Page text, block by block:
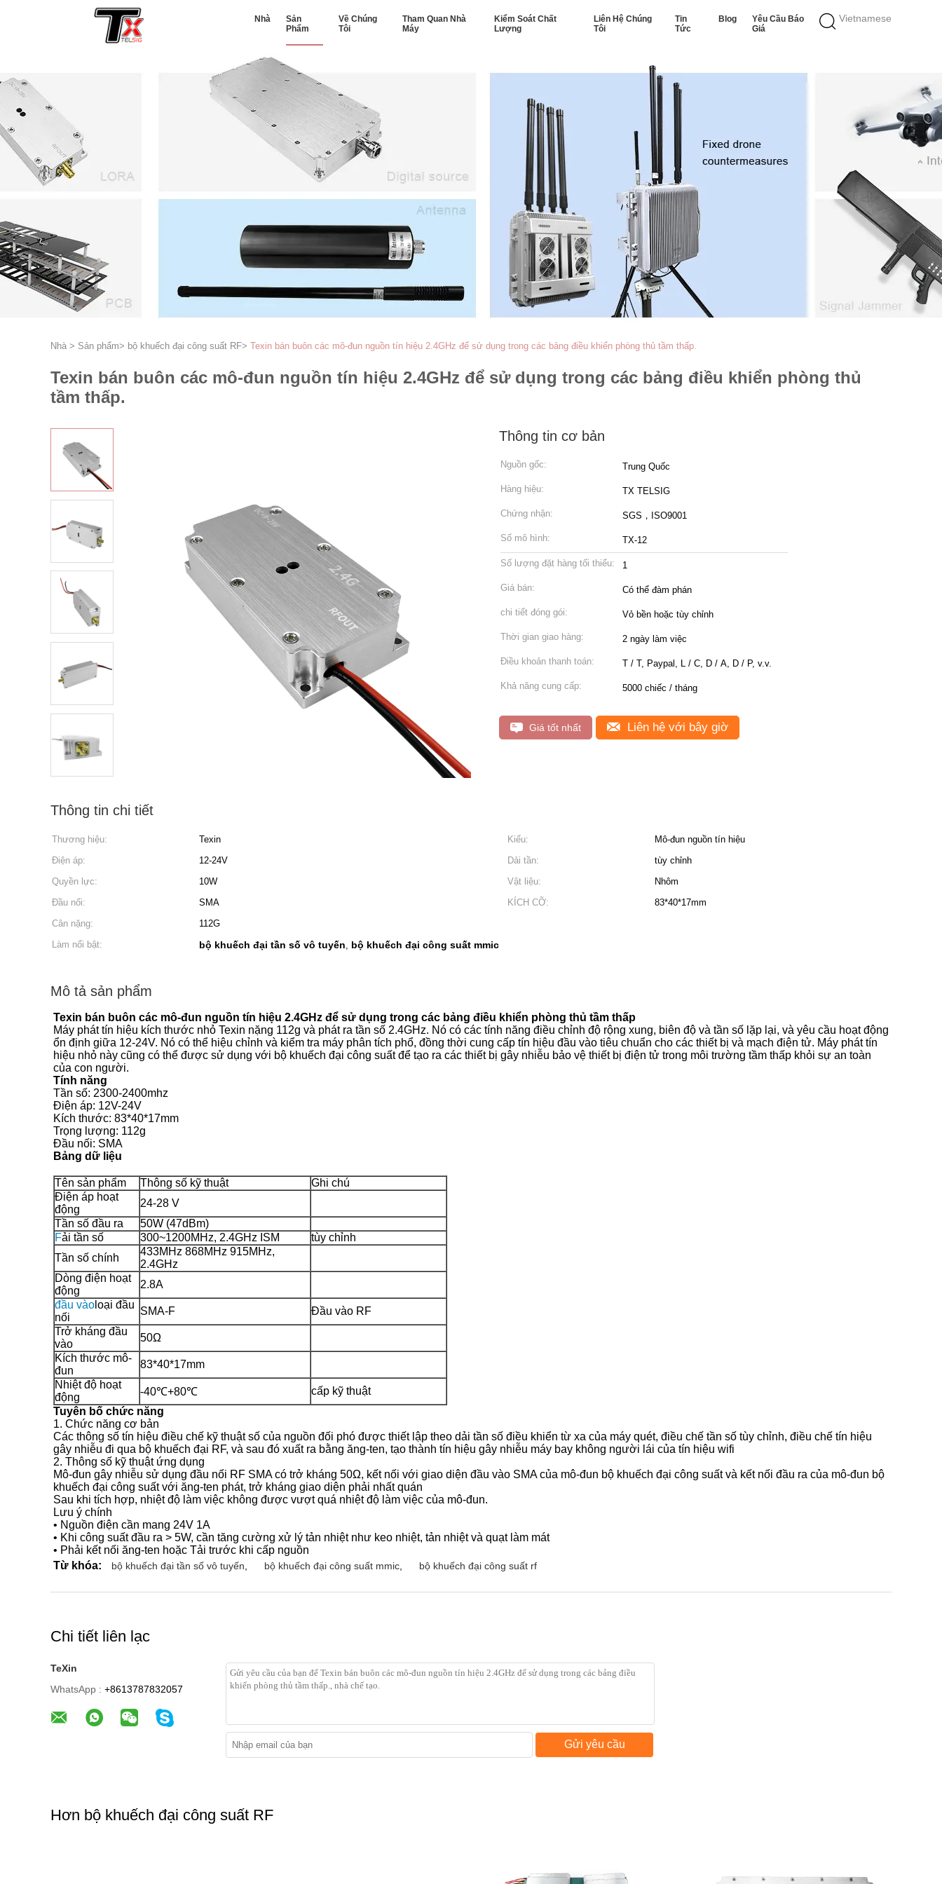
Vietnamese
Nhà
Sản
Phẩm
Về Chúng
Tôi
Tham Quan Nhà
Máy
Kiểm Soát Chất
Lượng
Liên Hệ Chúng
Tôi
Tin
Tức
Blog
Yêu Cầu Báo
Giá
Nhà > Sản phẩm> bộ khuếch đại công suất RF> Texin bán buôn các mô-đun nguồn tín hiệu 2.4GHz để sử dụng trong các bảng điều khiển phòng thủ tầm thấp.
Texin bán buôn các mô-đun nguồn tín hiệu 2.4GHz để sử dụng trong các bảng điều khiển phòng thủ
tầm thấp.
Thông tin cơ bản
Nguồn gốc: Trung Quốc
Hàng hiệu: TX TELSIG
Chứng nhận: SGS，ISO9001
Số mô hình: TX-12
Số lượng đặt hàng tối thiểu: 1
Giá bán: Có thể đàm phán
chi tiết đóng gói: Vỏ bền hoặc tùy chỉnh
Thời gian giao hàng: 2 ngày làm việc
Điều khoản thanh toán: T / T, Paypal, L / C, D / A, D / P, v.v.
Khả năng cung cấp: 5000 chiếc / tháng
Giá tốt nhất Liên hệ với bây giờ
Thông tin chi tiết
Thương hiệu: Texin Kiểu:
Mô-đun nguồn tín hiệu
Điện áp:
12-24V Dải tần:
tùy chỉnh
Quyền lực:
10W Vật liệu:
Nhôm
Đầu nối:
SMA KÍCH CỠ:
83*40*17mm
Cân nặng:
112G
Làm nổi bật:
bộ khuếch đại tần số vô tuyến, bộ khuếch đại công suất mmic
Mô tả sản phẩm
Texin bán buôn các mô-đun nguồn tín hiệu 2.4GHz để sử dụng trong các bảng điều khiển phòng thủ tầm thấp
Máy phát tín hiệu kích thước nhỏ Texin nặng 112g và phát ra tần số 2.4GHz. Nó có các tính năng điều chỉnh độ rộng xung, biên độ và tần số lặp lại, và yêu cầu hoạt động
ổn định giữa 12-24V. Nó có thể hiệu chỉnh và kiểm tra máy phân tích phổ, đồng thời cung cấp tín hiệu đầu vào tiêu chuẩn cho các thiết bị và mạch điện tử. Máy phát tín
hiệu nhỏ này cũng có thể được sử dụng với bộ khuếch đại công suất để tạo ra các thiết bị gây nhiễu bảo vệ thiết bị điện tử trong môi trường tầm thấp khỏi sự an toàn
của con người.
Tính năng
Tần số: 2300-2400mhz
Điện áp: 12V-24V
Kích thước: 83*40*17mm
Trọng lượng: 112g
Đầu nối: SMA
Bảng dữ liệu
Tên sản phẩm Thông số kỹ thuật
Ghi chú
Điện áp hoạt
động
24-28 V
Tần số đầu ra
50W (47dBm)
Fải tần số 300~1200MHz, 2.4GHz ISM
tùy chỉnh
Tần số chính
433MHz 868MHz 915MHz,
2.4GHz
Dòng điện hoạt
động
2.8A
đầu vào loại đầu
nối
SMA-F
Đầu vào RF
Trở kháng đầu
vào
50Ω
Kích thước mô-
đun
83*40*17mm
Nhiệt độ hoạt
động
-40℃+80℃
cấp kỹ thuật
Tuyên bố chức năng
1. Chức năng cơ bản
Các thông số tín hiệu điều chế kỹ thuật số của nguồn đối phó được thiết lập theo dải tần số điều khiển từ xa của máy quét, điều chế tần số tùy chỉnh, điều chế tín hiệu
gây nhiễu đi qua bộ khuếch đại RF, và sau đó xuất ra bằng ăng-ten, tạo thành tín hiệu gây nhiễu máy bay không người lái của tín hiệu wifi
2. Thông số kỹ thuật ứng dụng
Mô-đun gây nhiễu sử dụng đầu nối RF SMA có trở kháng 50Ω, kết nối với giao diện đầu vào SMA của mô-đun bộ khuếch đại công suất và kết nối đầu ra của mô-đun bộ
khuếch đại công suất với ăng-ten phát, trở kháng giao diện phải nhất quán
Sau khi tích hợp, nhiệt độ làm việc không được vượt quá nhiệt độ làm việc của mô-đun.
Lưu ý chính
• Nguồn điện cần mang 24V 1A
• Khi công suất đầu ra > 5W, cần tăng cường xử lý tản nhiệt như keo nhiệt, tản nhiệt và quạt làm mát
• Phải kết nối ăng-ten hoặc Tải trước khi cấp nguồn
Từ khóa:
bộ khuếch đại tần số vô tuyến bộ khuếch đại công suất mmic bộ khuếch đại công suất rf
Chi tiết liên lạc
TeXin
WhatsApp : +8613787832057
Gửi yêu cầu
Hơn bộ khuếch đại công suất RF